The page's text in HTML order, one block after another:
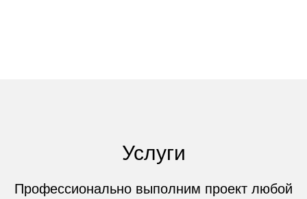
Услуги
Профессионально выполним проект любой